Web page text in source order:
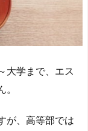
大学まで、エス
が、高等部では